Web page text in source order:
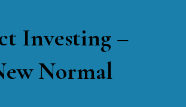
Investing –
Normal